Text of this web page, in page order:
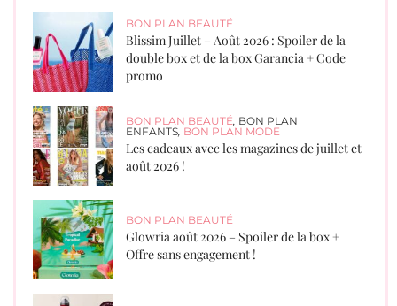
BON PLAN BEAUTÉ
Blissim Juillet – Août 2026 : Spoiler de la
double box et de la box Garancia + Code
promo
BON PLAN BEAUTÉ, BON PLAN
ENFANTS, BON PLAN MODE
Les cadeaux avec les magazines de juillet et
août 2026 !
BON PLAN BEAUTÉ
Glowria août 2026 – Spoiler de la box +
Offre sans engagement !